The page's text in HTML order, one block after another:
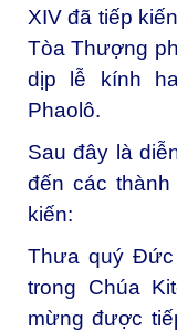
XIV đã tiếp
Tòa Thượng
dịp lễ kính
Phaolô.
Sau đây là
đến các
kiến:
Thưa quý Đức
trong Chúa
mừng được